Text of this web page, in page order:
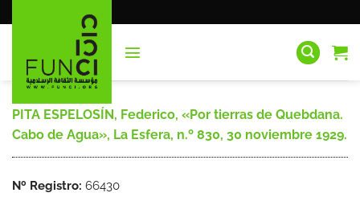
al
PITA ESPELOSÍN, Federico, «Por tierras de Quebdana.
Cabo de Agua», La Esfera, n.º 830, 30 noviembre 1929.
Nº Registro: 66430